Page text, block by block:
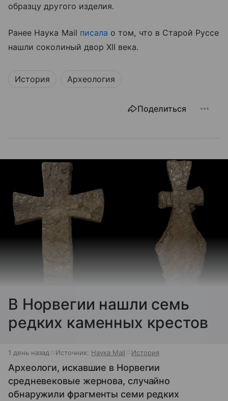
образцу другого изделия.
Ранее Наука Mail писала о том, что в Старой Руссе
нашли соколиный двор XII века.
История Археология
Поделиться
В Норвегии нашли семь
редких каменных крестов
1 день назад Источник: Наука Mail История
Археологи, искавшие в Норвегии
средневековые жернова, случайно
обнаружили фрагменты семи редких